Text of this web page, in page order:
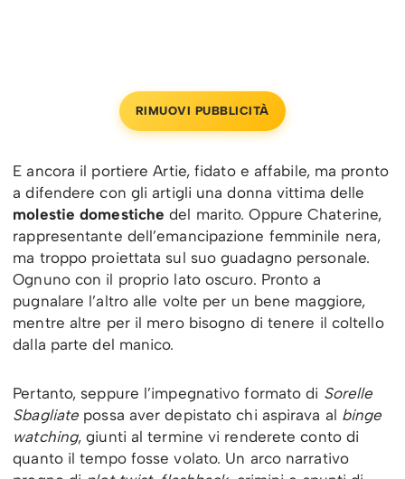
RIMUOVI PUBBLICITÀ
E ancora il portiere Artie, fidato e affabile, ma pronto
a difendere con gli artigli una donna vittima delle
molestie domestiche del marito. Oppure Chaterine,
rappresentante dell’emancipazione femminile nera,
ma troppo proiettata sul suo guadagno personale.
Ognuno con il proprio lato oscuro. Pronto a
pugnalare l’altro alle volte per un bene maggiore,
mentre altre per il mero bisogno di tenere il coltello
dalla parte del manico.
Pertanto, seppure l’impegnativo formato di Sorelle
Sbagliate possa aver depistato chi aspirava al binge
watching, giunti al termine vi renderete conto di
quanto il tempo fosse volato. Un arco narrativo